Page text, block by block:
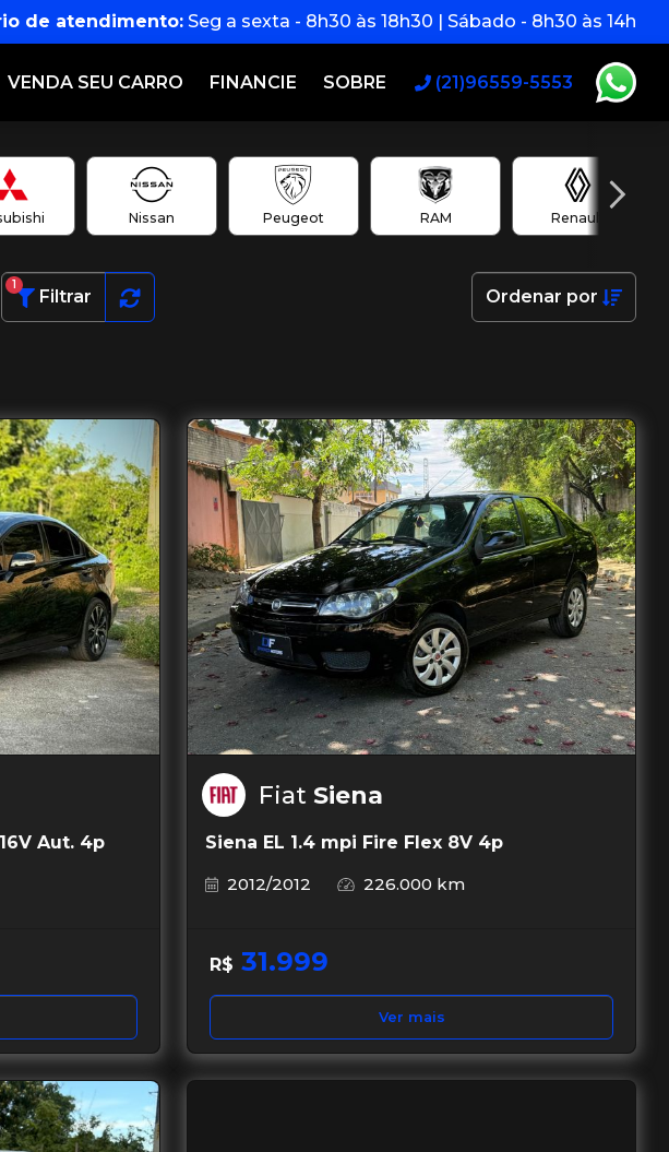
de atendimento: Seg a sexta - 8h30 às 18h30 | Sábado - 8h30 às 14h
VENDA SEU CARRO FINANCIE SOBRE (21)96559-5553
Nissan Peugeot RAM Renault
Filtrar
1
Ordenar por
Aut. 4p
Fiat Siena
Siena EL 1.4 mpi Fire Flex 8V 4p
2012/2012
226.000 km
R$ 31.999
Ver mais